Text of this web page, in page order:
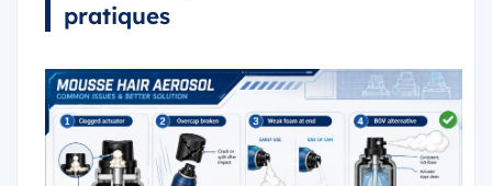
pratiques